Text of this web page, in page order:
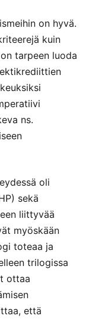
on hyvä.
kuin
tarpeen luoda
ns.
oli
sekä
liittyvää
myöskään
toteaa ja
trilogissa
ottaa
että